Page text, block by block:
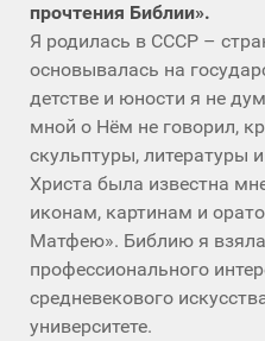
прочтения Библии».
Я родилась в СССР –
основывалась на
детстве и юности я не
мной о Нём не говорил,
скульптуры, литературы
Христа была известна
иконам, картинам и
Матфею». Библию я
профессионального
средневекового
университете.